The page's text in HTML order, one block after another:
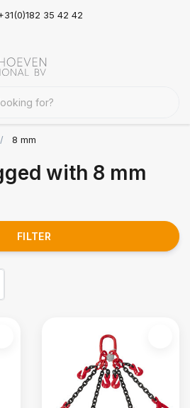
35 42 42
8 mm
with 8 mm
FILTER